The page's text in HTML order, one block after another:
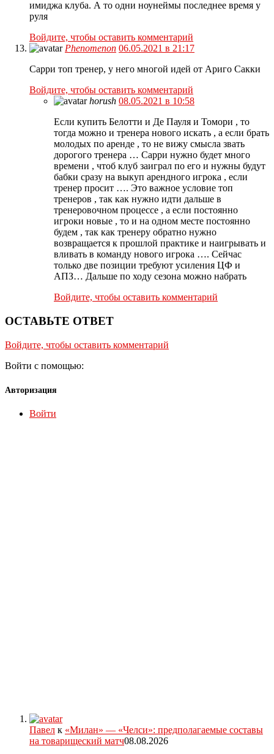
имиджа клуба. А то одни ноунеймы последнее время у
руля
Войдите, чтобы оставить комментарий
Phenomenon 06.05.2021 в 21:17
Сарри топ тренер, у него многой идей от Ариго Сакки
Войдите, чтобы оставить комментарий
horush 08.05.2021 в 10:58
Если купить Белотти и Де Пауля и Томори , то
тогда можно и тренера нового искать , а если брать
молодых по аренде , то не вижу смысла звать
дорогого тренера … Сарри нужно будет много
времени , чтоб клуб заиграл по его и нужны будут
бабки сразу на выкуп арендного игрока , если
тренер просит …. Это важное условие топ
тренеров , так как нужно идти дальше в
тренеровочном процессе , а если постоянно
игроки новые , то и на одном месте постоянно
будем , так как тренеру обратно нужно
возвращается к прошлой практике и наигрывать и
вливать в команду нового игрока …. Сейчас
только две позиции требуют усиления ЦФ и
АПЗ… Дальше по ходу сезона можно набрать
Войдите, чтобы оставить комментарий
ОСТАВЬТЕ ОТВЕТ
Войдите, чтобы оставить комментарий
Войти с помощью:
Авторизация
Войти
Павел к «Милан» — «Челси»: предполагаемые составы
на товарищеский матч08.08.2026